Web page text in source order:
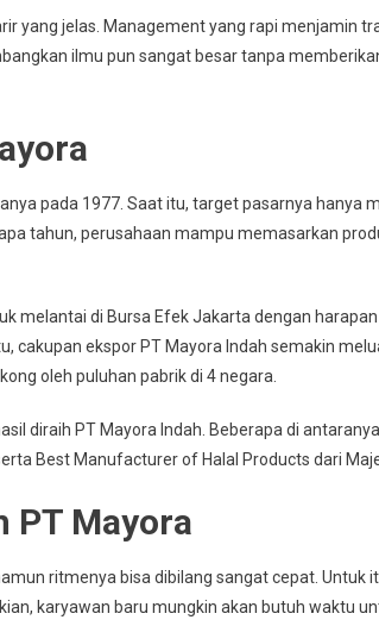
yang jelas. Management yang rapi menjamin
ilmu pun sangat besar tanpa
pada 1977. Saat itu, target pasarnya hanya
tahun, perusahaan mampu memasarkan
melantai di Bursa Efek Jakarta dengan
cakupan ekspor PT Mayora Indah semakin
oleh puluhan pabrik di 4 negara.
diraih PT Mayora Indah. Beberapa di
Best Manufacturer of Halal Products dari
PT Mayora
ritmenya bisa dibilang sangat cepat. Untuk
karyawan baru mungkin akan butuh waktu